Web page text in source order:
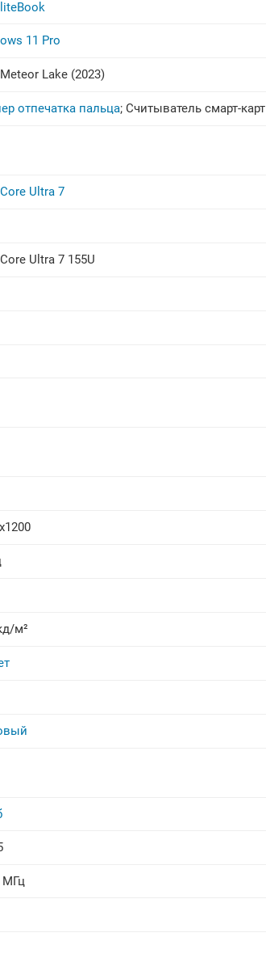
11 Pro
Lake (2023)
отпечатка пальца; Считыватель смарт-карт
Ultra 7
Ultra 7 155U
м²
МГц